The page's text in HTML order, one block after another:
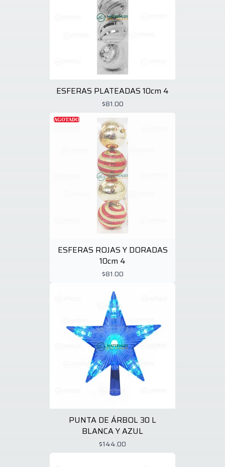
ESFERAS PLATEADAS 10cm 4
$81.00
AGOTADO
ESFERAS ROJAS Y DORADAS
10cm 4
$81.00
PUNTA DE ÁRBOL 30 L
BLANCA Y AZUL
$144.00